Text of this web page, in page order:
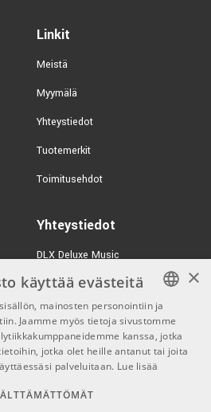
100
Linkit
Meistä
Myymälä
Yhteystiedot
Tuotemerkit
Toimitusehdot
Yhteystiedot
DLX Deluxe Music
verkkokaupan asiakaspalvelu:
tilaus@dlxmusic.fi
Puh: 0207 282240 (arkisin klo
13-17)
Puh: 0207 282250 (myymälä)
00580 Helsinki
FINNISH
FINNISH
×
käyttää evästeitä
mainosten personointiin ja
Jaamme myös tietoja sivustomme
kanssa, jotka
jotka olet heille antanut tai joita
palveluitaan. Lue lisää